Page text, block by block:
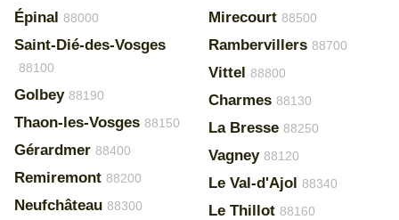
Épinal 88000
Saint-Dié-des-Vosges
88100
Golbey 88190
Thaon-les-Vosges 88150
Gérardmer 88400
Remiremont 88200
Neufchâteau 88300
Mirecourt 88500
Rambervillers 88700
Vittel 88800
Charmes 88130
La Bresse 88250
Vagney 88120
Le Val-d'Ajol 88340
Le Thillot 88160